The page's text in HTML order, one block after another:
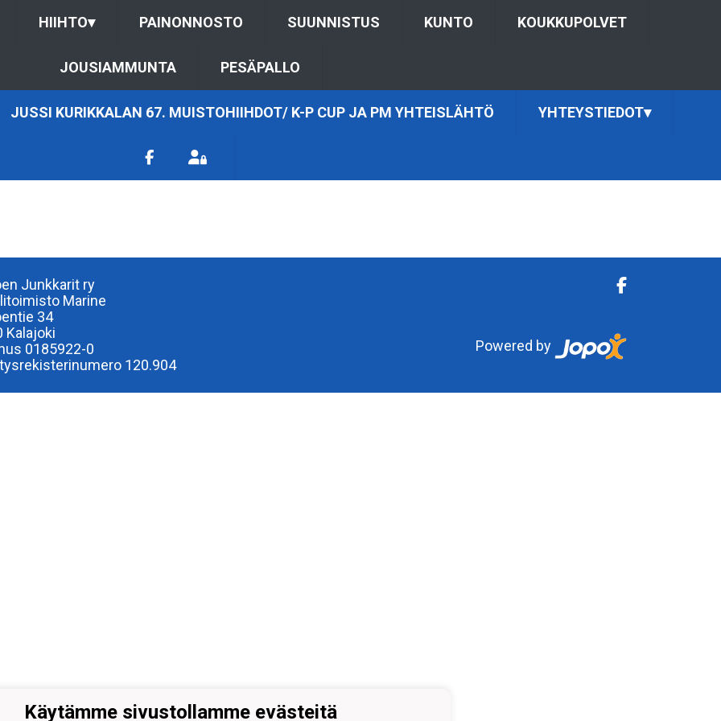
HIIHTO▾ PAINONNOSTO SUUNNISTUS KUNTO KOUKKUPOLVET
JOUSIAMMUNTA PESÄPALLO
JUSSI KURIKKALAN 67. MUISTOHIIHDOT/ K-P CUP JA PM YHTEISLÄHTÖ YHTEYSTIEDOT▾
Junkkarit ry
Marine
34
Kalajoki
0185922-0
120.904
Powered by
Käytämme sivustollamme evästeitä